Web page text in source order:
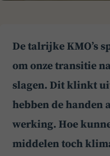
De talrijke KMO’s
om onze transitie
slagen. Dit klinkt
hebben de handen
werking. Hoe
middelen toch